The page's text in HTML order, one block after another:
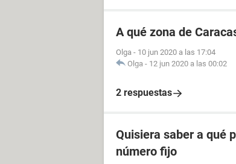
A qué zona de
Olga - 10 jun 2020 a las 17:04
Olga - 12 jun 2020 a las 00:02
2 respuestas
Quisiera saber a qué
número fijo